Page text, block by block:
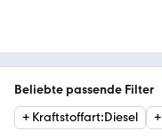
Beliebte passende Filter
+ Kraftstoffart:Diesel +